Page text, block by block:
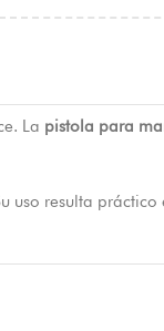
La pistola para
resulta práctico